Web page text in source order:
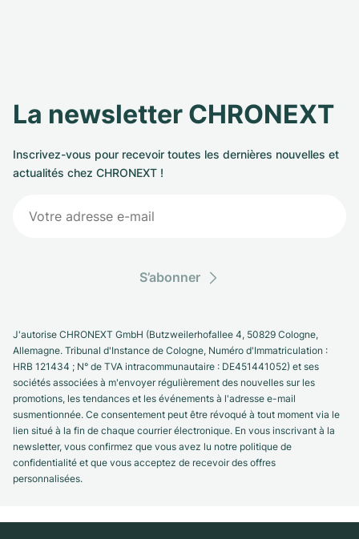
La newsletter CHRONEXT
Inscrivez-vous pour recevoir toutes les dernières nouvelles et
actualités chez CHRONEXT !
S’abonner
J'autorise CHRONEXT GmbH (Butzweilerhofallee 4, 50829 Cologne,
Allemagne. Tribunal d'Instance de Cologne, Numéro d'Immatriculation :
HRB 121434 ; N° de TVA intracommunautaire : DE451441052) et ses
sociétés associées à m'envoyer régulièrement des nouvelles sur les
promotions, les tendances et les événements à l'adresse e-mail
susmentionnée. Ce consentement peut être révoqué à tout moment via le
lien situé à la fin de chaque courrier électronique. En vous inscrivant à la
newsletter, vous confirmez que vous avez lu notre politique de
confidentialité et que vous acceptez de recevoir des offres
personnalisées.